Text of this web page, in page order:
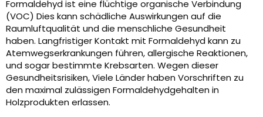
Formaldehyd ist eine flüchtige organische Verbindung
(VOC) Dies kann schädliche Auswirkungen auf die
Raumluftqualität und die menschliche Gesundheit
haben. Langfristiger Kontakt mit Formaldehyd kann zu
Atemwegserkrankungen führen, allergische Reaktionen,
und sogar bestimmte Krebsarten. Wegen dieser
Gesundheitsrisiken, Viele Länder haben Vorschriften zu
den maximal zulässigen Formaldehydgehalten in
Holzprodukten erlassen.